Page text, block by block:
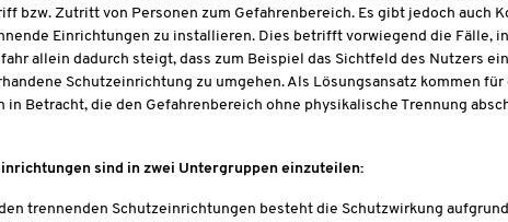
bzw. Zutritt von Personen zum Gefahrenbereich. Es gibt jedoch auch
Einrichtungen zu installieren. Dies betrifft vorwiegend die Fälle,
allein dadurch steigt, dass zum Beispiel das Sichtfeld des Nutzers
Schutzeinrichtung zu umgehen. Als Lösungsansatz kommen
in Betracht, die den Gefahrenbereich ohne physikalische Trennung
sind in zwei Untergruppen einzuteilen:
trennenden Schutzeinrichtungen besteht die Schutzwirkung